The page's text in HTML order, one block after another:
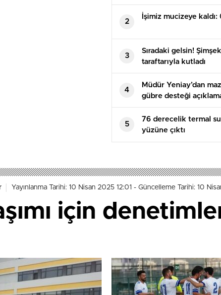
2
İşimiz mucizeye kaldı:
3
Sıradaki gelsin!
taraftarıyla kutladı
4
Müdür Yeniay’dan
gübre desteği
5
76 derecelik termal
yüzüne çıktı
Yayınlanma Tarihi: 10 Nisan 2025 12:01 - Güncelleme Tarihi: 10
için